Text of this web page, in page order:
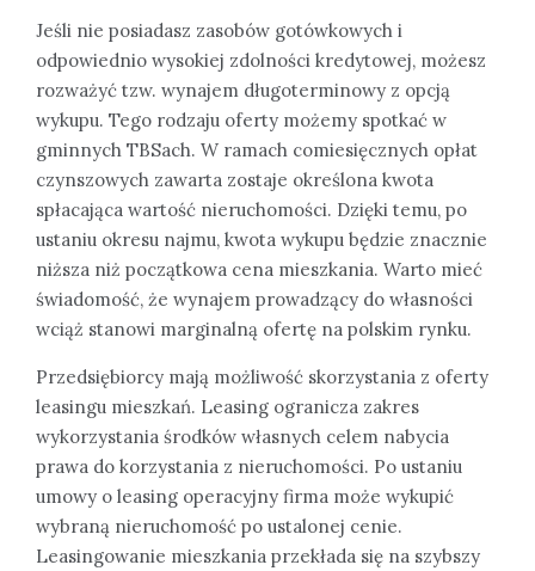
Jeśli nie posiadasz zasobów gotówkowych i
odpowiednio wysokiej zdolności kredytowej, możesz
rozważyć tzw. wynajem długoterminowy z opcją
wykupu. Tego rodzaju oferty możemy spotkać w
gminnych TBSach. W ramach comiesięcznych opłat
czynszowych zawarta zostaje określona kwota
spłacająca wartość nieruchomości. Dzięki temu, po
ustaniu okresu najmu, kwota wykupu będzie znacznie
niższa niż początkowa cena mieszkania. Warto mieć
świadomość, że wynajem prowadzący do własności
wciąż stanowi marginalną ofertę na polskim rynku.
Przedsiębiorcy mają możliwość skorzystania z oferty
leasingu mieszkań. Leasing ogranicza zakres
wykorzystania środków własnych celem nabycia
prawa do korzystania z nieruchomości. Po ustaniu
umowy o leasing operacyjny firma może wykupić
wybraną nieruchomość po ustalonej cenie.
Leasingowanie mieszkania przekłada się na szybszy